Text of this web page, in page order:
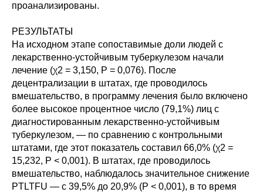
проанализированы.
РЕЗУЛЬТАТЫ
На исходном этапе сопоставимые доли людей с
лекарственно-устойчивым туберкулезом начали
лечение (χ2 = 3,150, P = 0,076). После
децентрализации в штатах, где проводилось
вмешательство, в программу лечения было включено
более высокое процентное число (79,1%) лиц с
диагностированным лекарственно-устойчивым
туберкулезом, — по сравнению с контрольными
штатами, где этот показатель составил 66,0% (χ2 =
15,232, P < 0,001). В штатах, где проводилось
вмешательство, наблюдалось значительное снижение
PTLTFU — с 39,5% до 20,9% (P < 0,001), в то время